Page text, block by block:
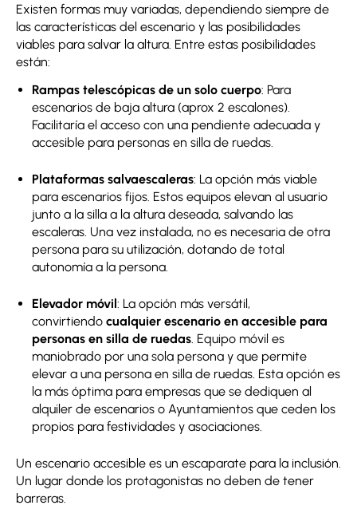
Existen formas muy variadas, dependiendo siempre de
las características del escenario y las posibilidades
viables para salvar la altura. Entre estas posibilidades
están:
Rampas telescópicas de un solo cuerpo: Para
escenarios de baja altura (aprox 2 escalones).
Facilitaría el acceso con una pendiente adecuada y
accesible para personas en silla de ruedas.
Plataformas salvaescaleras: La opción más viable
para escenarios fijos. Estos equipos elevan al usuario
junto a la silla a la altura deseada, salvando las
escaleras. Una vez instalada, no es necesaria de otra
persona para su utilización, dotando de total
autonomía a la persona.
Elevador móvil: La opción más versátil,
convirtiendo cualquier escenario en accesible para
personas en silla de ruedas . Equipo móvil es
maniobrado por una sola persona y que permite
elevar a una persona en silla de ruedas. Esta opción es
la más óptima para empresas que se dediquen al
alquiler de escenarios o Ayuntamientos que ceden los
propios para festividades y asociaciones.
Un escenario accesible es un escaparate para la inclusión.
Un lugar donde los protagonistas no deben de tener
barreras.